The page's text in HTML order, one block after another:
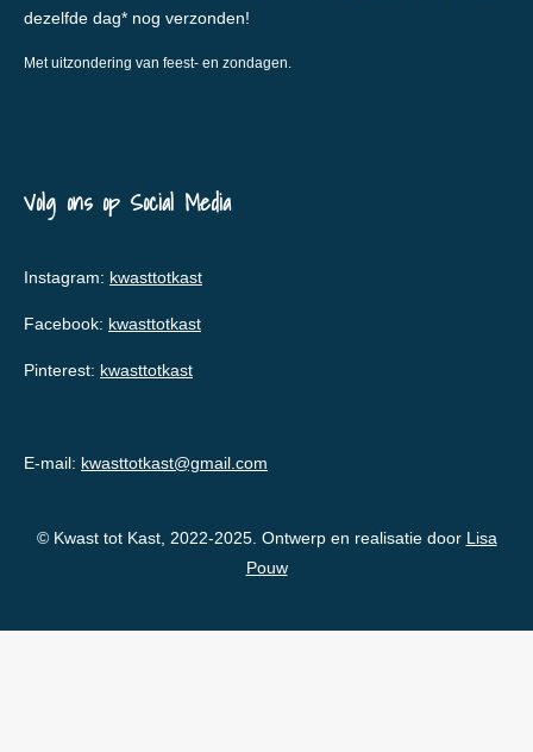
dezelfde dag* nog verzonden!
Met uitzondering van feest- en zondagen.
Volg ons op Social Media
Instagram: kwasttotkast
Facebook: kwasttotkast
Pinterest: kwasttotkast
E-mail: kwasttotkast@gmail.com
© Kwast tot Kast, 2022-2025. Ontwerp en realisatie door Lisa
Pouw